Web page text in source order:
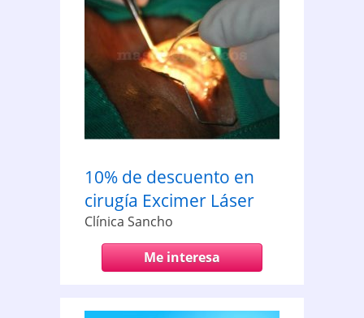
10% de descuento en
cirugía Excimer Láser
Clínica Sancho
Me interesa